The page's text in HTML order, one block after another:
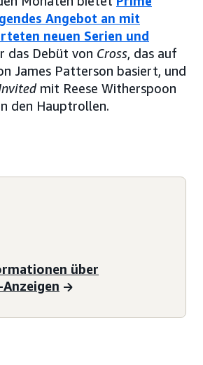
Angebot an mit
neuen Serien und
das Debüt von Cross, das auf
James Patterson basiert, und
mit Reese Witherspoon
den Hauptrollen.
über